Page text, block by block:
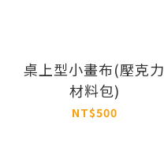
桌上型小畫布(壓克力
材料包)
NT$500